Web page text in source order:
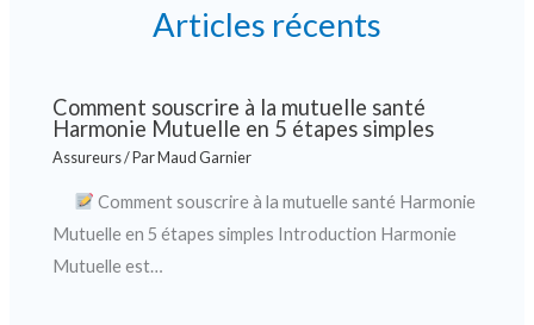
Articles récents
Comment souscrire à la mutuelle santé
Harmonie Mutuelle en 5 étapes simples
Assureurs/ ParMaud Garnier
Comment souscrire à la mutuelle santé Harmonie
Mutuelle en 5 étapes simples Introduction Harmonie
Mutuelle est…